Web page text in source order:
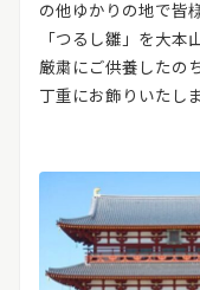
の他ゆかりの地で皆
「つるし雛」を大本
厳粛にご供養したの
丁重にお飾りいたしま